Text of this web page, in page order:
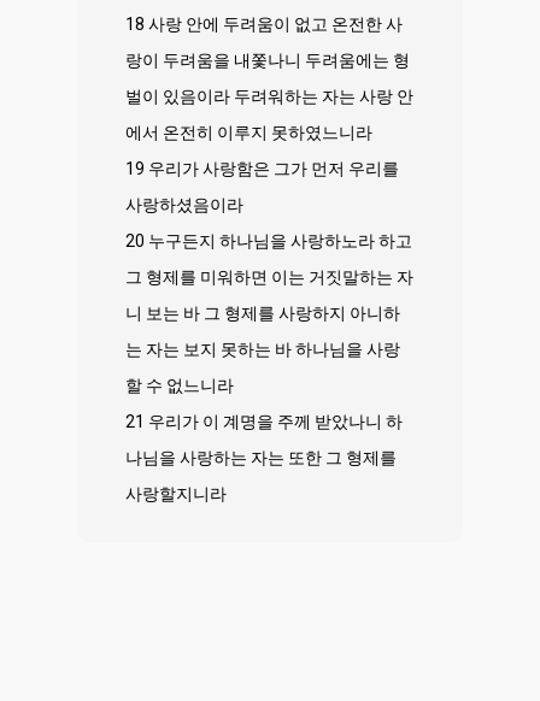
18 사랑 안에 두려움이 없고 온전한 사
랑이 두려움을 내쫓나니 두려움에는 형
벌이 있음이라 두려워하는 자는 사랑 안
에서 온전히 이루지 못하였느니라
19 우리가 사랑함은 그가 먼저 우리를
사랑하셨음이라
20 누구든지 하나님을 사랑하노라 하고
그 형제를 미워하면 이는 거짓말하는 자
니 보는 바 그 형제를 사랑하지 아니하
는 자는 보지 못하는 바 하나님을 사랑
할 수 없느니라
21 우리가 이 계명을 주께 받았나니 하
나님을 사랑하는 자는 또한 그 형제를
사랑할지니라